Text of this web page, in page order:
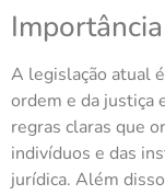
A legislação atual
ordem e da justiça
regras claras que
indivíduos e das
jurídica. Além